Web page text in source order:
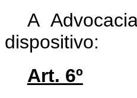
A
dispositivo:
Art. 6º